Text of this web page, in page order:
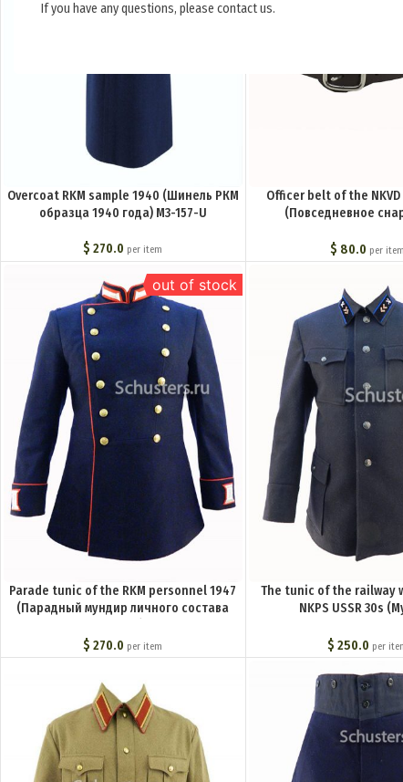
If you have any questions, please contact us.
Overcoat RKM sample 1940 (Шинель РКМ
образца 1940 года) M3-157-U
$ 270.0 per item
Officer belt of the
(Повседневное
$ 80.0 per item
out of stock
Parade tunic of the RKM personnel 1947
(Парадный мундир личного состава
$ 270.0 per item
The tunic of the railway
NKPS USSR 30s
годы) M3-144-
$ 250.0 per